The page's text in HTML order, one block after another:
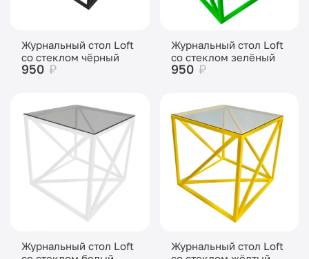
Журнальный стол Loft
со стеклом чёрный
950 ₽
Журнальный стол Loft
со стеклом зелёный
950 ₽
Журнальный стол Loft
Журнальный стол Loft